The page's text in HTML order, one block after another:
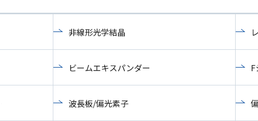
非線形光学結晶
ビームエキスパンダー
波長板/偏光素子